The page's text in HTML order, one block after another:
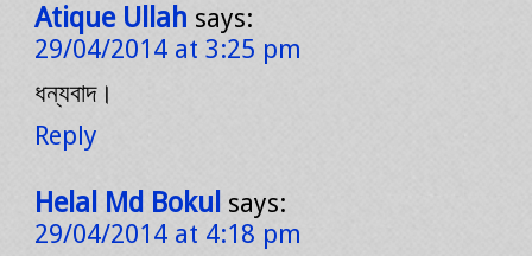
Atique Ullah says:
29/04/2014 at 3:25 pm
ধন্যবাদ।
Reply
Helal Md Bokul says:
29/04/2014 at 4:18 pm